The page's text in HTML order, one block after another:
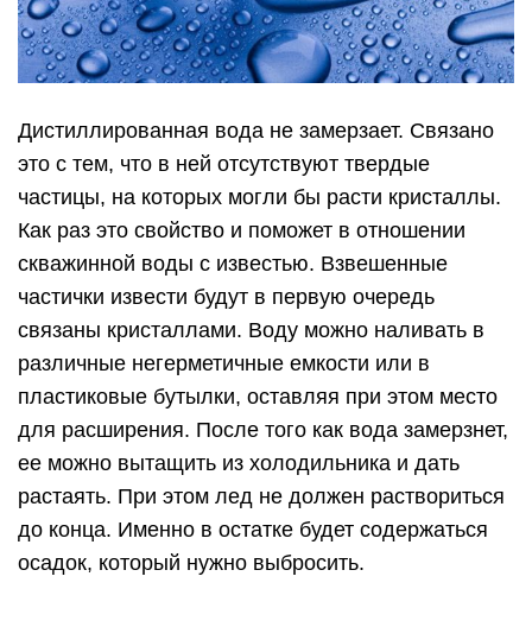
Дистиллированная вода не замерзает. Связано
это с тем, что в ней отсутствуют твердые
частицы, на которых могли бы расти кристаллы.
Как раз это свойство и поможет в отношении
скважинной воды с известью. Взвешенные
частички извести будут в первую очередь
связаны кристаллами. Воду можно наливать в
различные негерметичные емкости или в
пластиковые бутылки, оставляя при этом место
для расширения. После того как вода замерзнет,
ее можно вытащить из холодильника и дать
растаять. При этом лед не должен раствориться
до конца. Именно в остатке будет содержаться
осадок, который нужно выбросить.